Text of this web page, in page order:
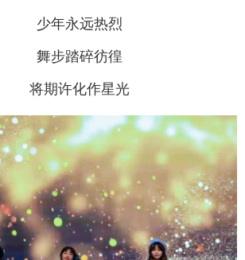
少年永远热烈
舞步踏碎彷徨
将期许化作星光